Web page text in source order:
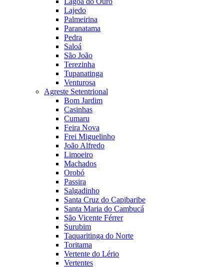
Lajedo
Palmeirina
Paranatama
Pedra
Saloá
São João
Terezinha
Tupanatinga
Venturosa
Agreste Setentrional
Bom Jardim
Casinhas
Cumaru
Feira Nova
Frei Miguelinho
João Alfredo
Limoeiro
Machados
Orobó
Passira
Salgadinho
Santa Cruz do Capibaribe
Santa Maria do Cambucá
São Vicente Férrer
Surubim
Taquaritinga do Norte
Toritama
Vertente do Lério
Vertentes